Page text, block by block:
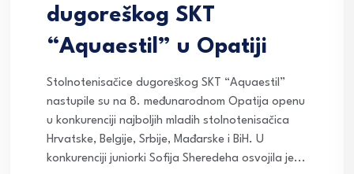
dugoreškog SKT
“Aquaestil” u Opatiji
Stolnotenisačice dugoreškog SKT “Aquaestil”
nastupile su na 8. međunarodnom Opatija openu
u konkurenciji najboljih mladih stolnotenisačica
Hrvatske, Belgije, Srbije, Mađarske i BiH. U
konkurenciji juniorki Sofija Sheredeha osvojila je...